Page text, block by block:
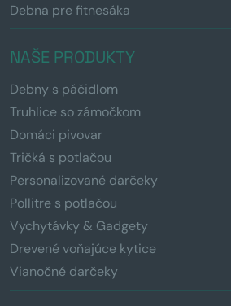
Debna pre fitnesáka
NAŠE PRODUKTY
Debny s páčidlom
Truhlice so zámočkom
Domáci pivovar
Tričká s potlačou
Personalizované darčeky
Pollitre s potlačou
Vychytávky & Gadgety
Drevené voňajúce kytice
Vianočné darčeky